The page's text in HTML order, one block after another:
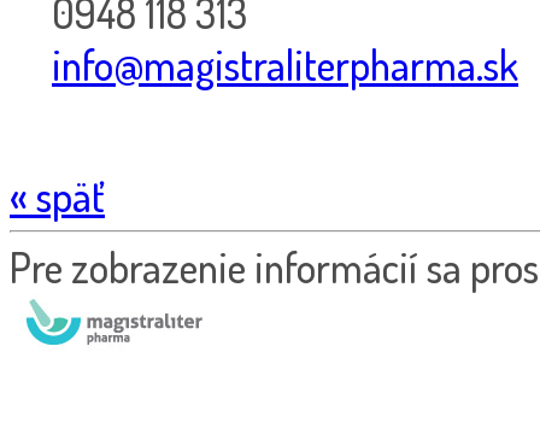
0948 118 313
info@magistraliterpharma.sk
« späť
Pre zobrazenie informácií sa